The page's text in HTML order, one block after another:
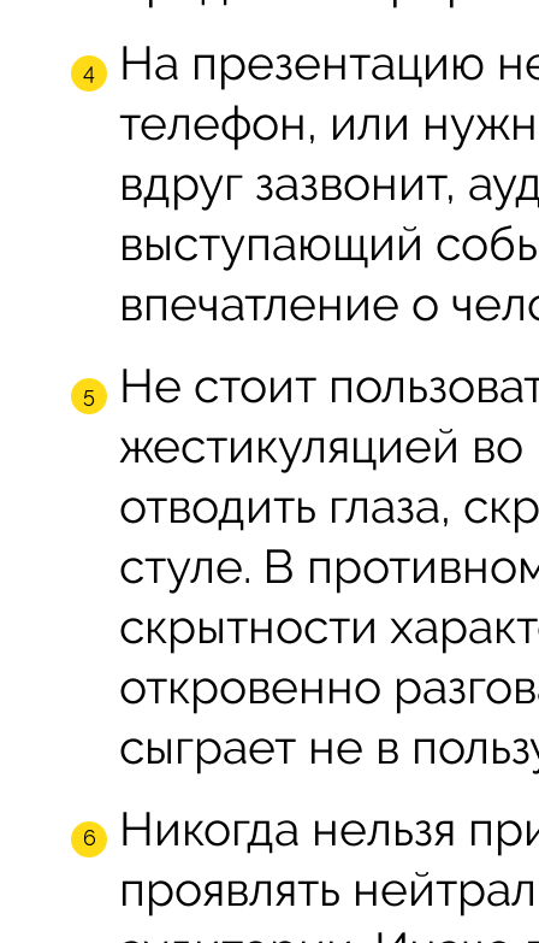
На презентацию
телефон, или
вдруг зазвонит,
выступающий
впечатление о
Не стоит
жестикуляцией
отводить глаза,
стуле. В
скрытности
откровенно
сыграет не в
Никогда нельзя
проявлять